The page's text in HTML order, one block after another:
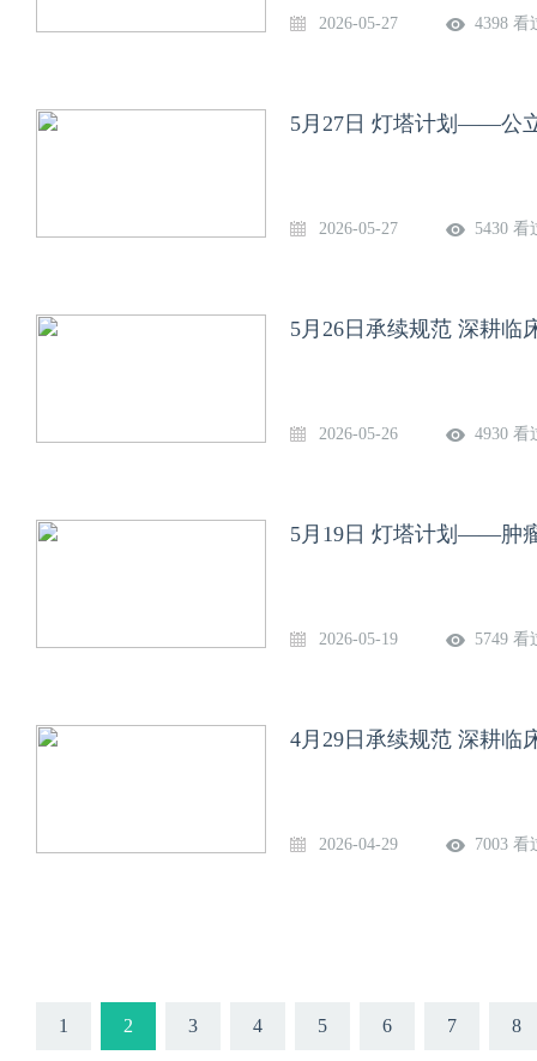
2026-05-27 4398 看
5月27日 灯塔计划——公
2026-05-27 5430 看
5月26日承续规范 深耕
2026-05-26 4930 看
5月19日 灯塔计划——肿
2026-05-19 5749 看
4月29日承续规范 深耕
2026-04-29 7003 看
1 2 3 4 5 6 7 8